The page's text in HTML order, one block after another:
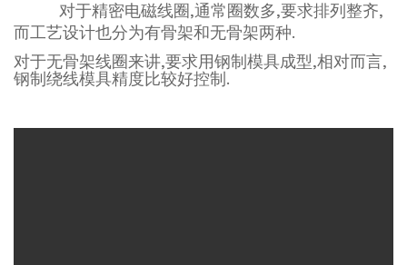
对于精密电磁线圈,通常圈数多,要求排列整齐,
而工艺设计也分为有骨架和无骨架两种.
对于无骨架线圈来讲,要求用钢制模具成型,相对而言,
钢制绕线模具精度比较好控制.